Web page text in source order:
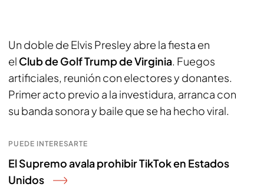
Un doble de Elvis Presley abre la fiesta en
el Club de Golf Trump de Virginia. Fuegos
artificiales, reunión con electores y donantes.
Primer acto previo a la investidura, arranca con
su banda sonora y baile que se ha hecho viral.
PUEDE INTERESARTE
El Supremo avala prohibir TikTok en Estados
Unidos